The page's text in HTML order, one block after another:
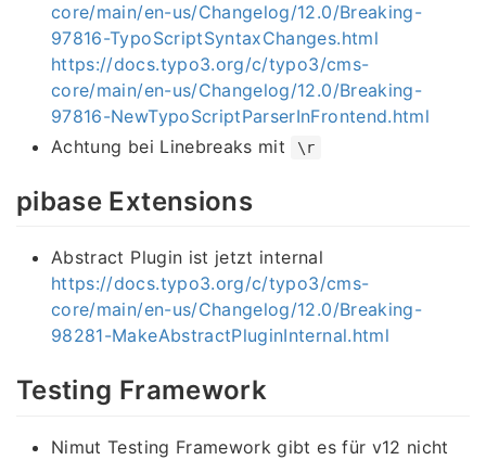
core/main/en-us/Changelog/12.0/Breaking-
97816-TypoScriptSyntaxChanges.html
https://docs.typo3.org/c/typo3/cms-
core/main/en-us/Changelog/12.0/Breaking-
97816-NewTypoScriptParserInFrontend.html
Achtung bei Linebreaks mit
\r
pibase Extensions
Abstract Plugin ist jetzt internal
https://docs.typo3.org/c/typo3/cms-
core/main/en-us/Changelog/12.0/Breaking-
98281-MakeAbstractPluginInternal.html
Testing Framework
Nimut Testing Framework gibt es für v12 nicht